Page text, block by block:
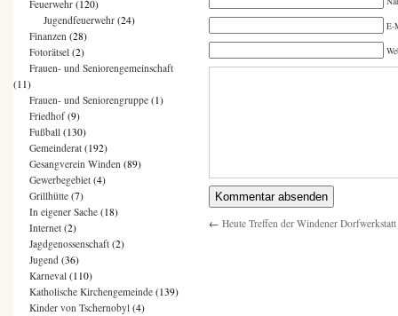
E-
← Heute Treffen der Windener Dorfwerkstatt
Feuerwehr (120)
Jugendfeuerwehr (24)
Finanzen (28)
Fotorätsel (2)
Frauen- und Seniorengemeinschaft
(11)
Frauen- und Seniorengruppe (1)
Friedhof(9)
Fußball (130)
Gemeinderat (192)
Gesangverein Winden (89)
Gewerbegebiet (4)
Grillhütte (7)
In eigener Sache (18)
Internet (2)
Jagdgenossenschaft (2)
Jugend (36)
Karneval (110)
Katholische Kirchengemeinde (139)
Kinder von Tschernobyl (4)